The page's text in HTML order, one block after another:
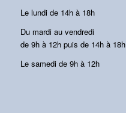
Le lundi de 14h à 18h
Du mardi au vendredi
de 9h à 12h puis de 14h à 18h
Le samedi de 9h à 12h